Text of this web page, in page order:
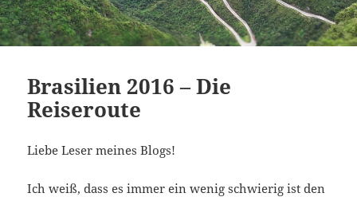
Brasilien 2016 – Die
Reiseroute
Liebe Leser meines Blogs!
Ich weiß, dass es immer ein wenig schwierig ist den